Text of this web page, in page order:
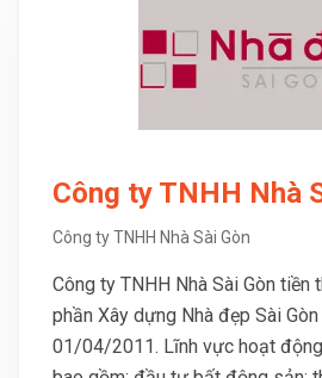
Công ty TNHH Nhà
Công ty TNHH Nhà Sài Gòn
Công ty TNHH Nhà Sài Gòn tiền
phần Xây dựng Nhà đẹp Sài
01/04/2011. Lĩnh vực hoạt